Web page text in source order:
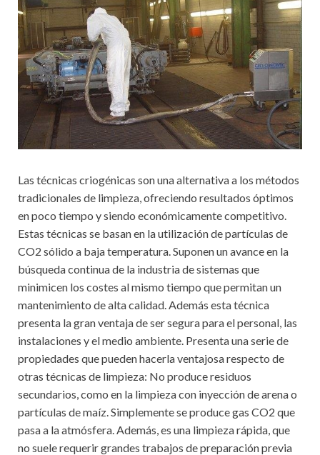
Las técnicas criogénicas son una alternativa a los métodos
tradicionales de limpieza, ofreciendo resultados óptimos
en poco tiempo y siendo económicamente competitivo.
Estas técnicas se basan en la utilización de partículas de
CO2 sólido a baja temperatura. Suponen un avance en la
búsqueda continua de la industria de sistemas que
minimicen los costes al mismo tiempo que permitan un
mantenimiento de alta calidad. Además esta técnica
presenta la gran ventaja de ser segura para el personal, las
instalaciones y el medio ambiente. Presenta una serie de
propiedades que pueden hacerla ventajosa respecto de
otras técnicas de limpieza: No produce residuos
secundarios, como en la limpieza con inyección de arena o
partículas de maíz. Simplemente se produce gas CO2 que
pasa a la atmósfera. Además, es una limpieza rápida, que
no suele requerir grandes trabajos de preparación previa